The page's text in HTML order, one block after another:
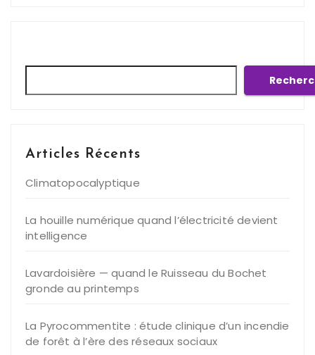
Articles Récents
Climatopocalyptique
La houille numérique quand l’électricité devient
intelligence
Lavardoisière — quand le Ruisseau du Bochet
gronde au printemps
La Pyrocommentite : étude clinique d’un incendie
de forêt à l’ère des réseaux sociaux